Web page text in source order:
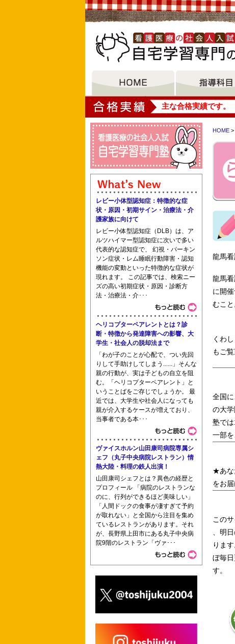
大垣女子短期大学 主な合格実績です。
石川県立看護大学看護学研究科博士前
センター皮膚排泄ケア認定看護師教育課程
鶴見大学短期大学部 茨城県結城看護専
ー附属看護学校
大阪医療センター附属看護学校 鳥取大
門学校
盛岡医師会附属盛岡准看護学院
尾道市医師会看護専門学校 東邦大学佐
HOME >
龍馬
龍馬
に開
むこと
くわ
もご覧
全国
の大
塾で
一部を
★あな
をお
この
、明
りま
ぼ毎
す。
レビー小体型認知症：特徴的な症
状・原因・初期サイン・治療法・介
護家族に向けて
レビー小体型認知症（DLB）は、ア
ルツハイマー型認知症に次いで多い
代表的な認知症で、 幻視・パーキン
ソン症状・レム睡眠行動障害・認知
機能の変動といった特徴的な症状が
現れます。 この記事では、検索ニー
ズの高い初期症状・原因・診断方
法・治療法・介･･･
ヘリコプターペアレントとは？診
断・特徴から発達障害への影響、大
学生・社会人の脱却法まで
「わが子のことが心配で、つい先回
りして手助けしてしまう......」そんな
親の行動が、実は子どもの自立を阻
む。「ヘリコプターペアレント」と
いうことばをご存じでしょうか。 最
近では、大学生や社会人になっても
親が介入するケースが増えており、
当事者である本･･･
ヴァイスホルン山田康司病院専属シ
ェフ（丸子中央病院レストラン）情
熱大陸・料理の鉄人出演！
山田康司シェフとは？異色の経歴と
プロフィール 「病院のレストランな
のに、行列ができるほど美味しい」
「人間ドックの食事が凄すぎて予約
が取れない」と全国から注目を集め
ているレストランがあります。それ
が、長野県上田市にある丸子中央病
院9階のレストラン「ヴァ･･･